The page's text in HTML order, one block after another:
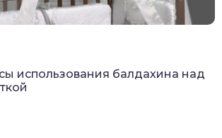
использования балдахина над